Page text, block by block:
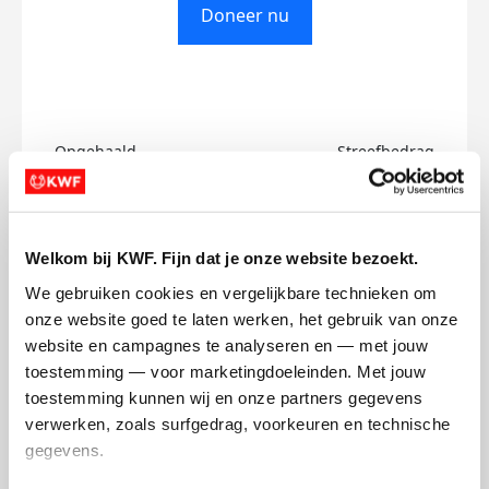
Welkom bij KWF. Fijn dat je onze website bezoekt.
We gebruiken cookies en vergelijkbare technieken om
onze website goed te laten werken, het gebruik van onze
website en campagnes te analyseren en — met jouw
toestemming — voor marketingdoeleinden. Met jouw
toestemming kunnen wij en onze partners gegevens
verwerken, zoals surfgedrag, voorkeuren en technische
gegevens.
Doneer nu
Opgehaald
€0
Streefbedrag
€200
Alice's badges